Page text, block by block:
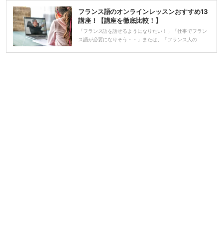
フランス語のオンラインレッスンおすすめ13
講座！【講座を徹底比較！】
「フランス語を話せるようになりたい！」「仕事でフラン
ス語が必要になりそう・・」または、「フランス人の